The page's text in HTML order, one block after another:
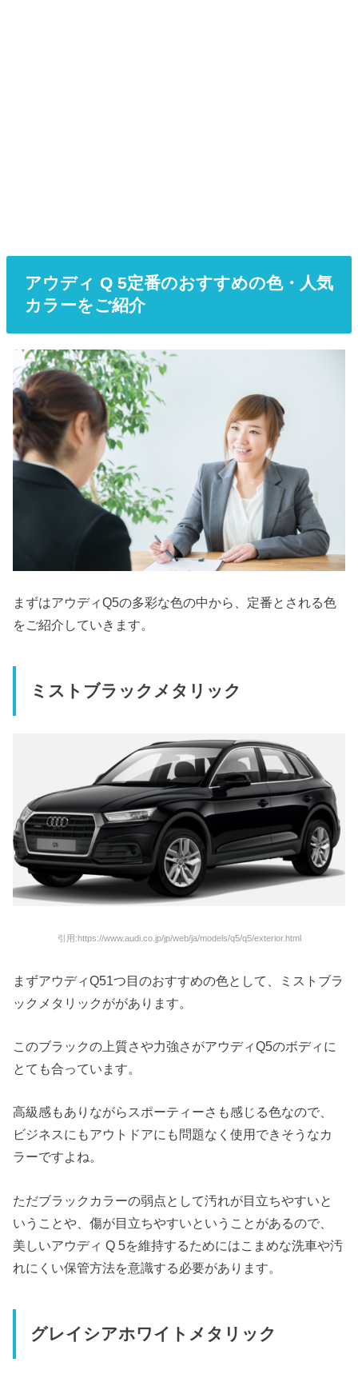
アウディ Q 5定番のおすすめの色・人気
カラーをご紹介
まずはアウディQ5の多彩な色の中から、定番とされる色
をご紹介していきます。
ミストブラックメタリック
引用:https://www.audi.co.jp/jp/web/ja/models/q5/q5/exterior.html
まずアウディQ51つ目のおすすめの色として、ミストブラ
ックメタリックががあります。
このブラックの上質さや力強さがアウディQ5のボディに
とても合っています。
高級感もありながらスポーティーさも感じる色なので、
ビジネスにもアウトドアにも問題なく使用できそうなカ
ラーですよね。
ただブラックカラーの弱点として汚れが目立ちやすいと
いうことや、傷が目立ちやすいということがあるので、
美しいアウディ Q 5を維持するためにはこまめな洗車や汚
れにくい保管方法を意識する必要があります。
グレイシアホワイトメタリック